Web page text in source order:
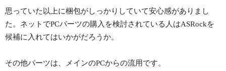
思っていた以上に梱包がしっかりしていて安心感がありまし
た。ネットでPCパーツの購入を検討されている人はASRockを
候補に入れてはいかがだろうか。
その他パーツは、メインのPCからの流用です。